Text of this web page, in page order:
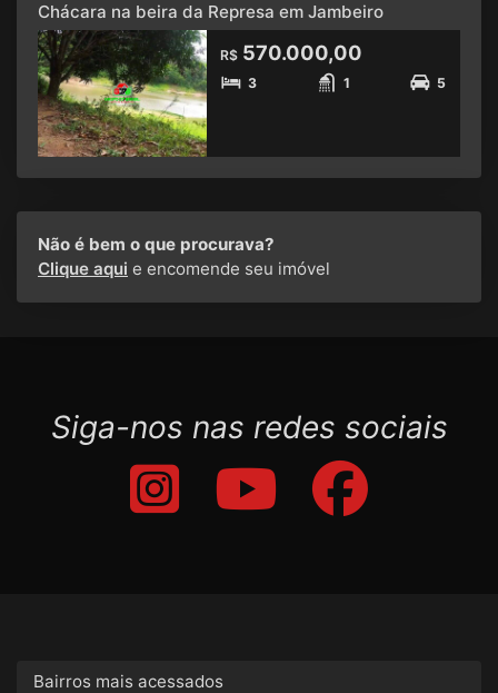
Chácara na beira da Represa em Jambeiro
R$ 570.000,00
3 1 5
Não é bem o que procurava?
Clique aqui e encomende seu imóvel
Siga-nos nas redes sociais
Bairros mais acessados